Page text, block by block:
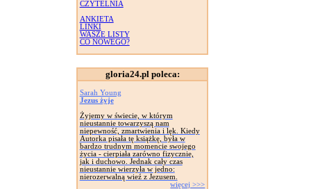
CZYTELNIA
ANKIETA
LINKI
WASZE LISTY
CO NOWEGO?
gloria24.pl poleca:
Sarah Young
Jezus żyje
Żyjemy w świecie, w którym
nieustannie towarzyszą nam
niepewność, zmartwienia i lęk. Kiedy
Autorka pisała tę książkę, była w
bardzo trudnym momencie swojego
życia - cierpiała zarówno fizycznie,
jak i duchowo. Jednak cały czas
nieustannie wierzyła w jedno:
nierozerwalną wieź z Jezusem.
więcej >>>